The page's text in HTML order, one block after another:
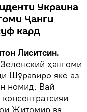
Украина
Ҷанги
кард
Лиситсин.
ҳангоми
Шӯравиро яке аз
номид. Вай
Житомир ва